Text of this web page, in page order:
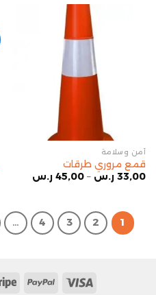
أمن وسلامة
قمع مروري طرقات
33,00 ر.س –
45,00 ر.س
1
2
3
4
…